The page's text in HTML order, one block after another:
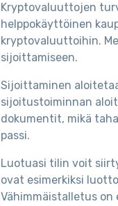
Kryptovaluuttojen
helppokäyttöinen
kryptovaluuttoihin.
sijoittamiseen.
Sijoittaminen
sijoitustoiminnan
dokumentit, mikä
passi.
Luotuasi tilin voit
ovat esimerkiksi
Vähimmäistalletus on